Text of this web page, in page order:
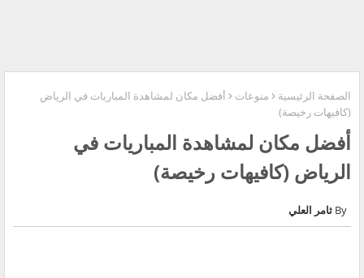
الصفحة الرئيسية منوعات
أفضل مكان لمشاهدة المباريات في الرياض
(كافيهات رخيصة)
أفضل مكان لمشاهدة المباريات في
الرياض (كافيهات رخيصة)
ثامر العلي